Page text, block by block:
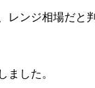
レンジ相場だと
ました。